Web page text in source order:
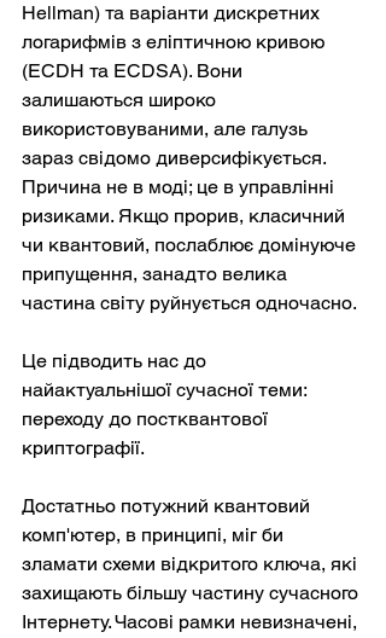
Hellman) та варіанти дискретних
логарифмів з еліптичною кривою
(ECDH та ECDSA). Вони
залишаються широко
використовуваними, але галузь
зараз свідомо диверсифікується.
Причина не в моді; це в управлінні
ризиками. Якщо прорив, класичний
чи квантовий, послаблює домінуюче
припущення, занадто велика
частина світу руйнується одночасно.
Це підводить нас до
найактуальнішої сучасної теми:
переходу до постквантової
криптографії.
Достатньо потужний квантовий
комп'ютер, в принципі, міг би
зламати схеми відкритого ключа, які
захищають більшу частину сучасного
Інтернету. Часові рамки невизначені,